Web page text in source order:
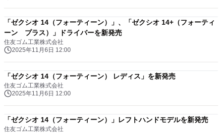
「ゼクシオ 14（フォーティーン）」、「ゼクシオ 14+（フォーティ
ーン プラス）」ドライバーを新発売
住友ゴム工業株式会社
2025年11月6日 12:00
「ゼクシオ 14（フォーティーン） レディス」を新発売
住友ゴム工業株式会社
2025年11月6日 12:00
「ゼクシオ 14（フォーティーン）」レフトハンドモデルを新発売
住友ゴム工業株式会社